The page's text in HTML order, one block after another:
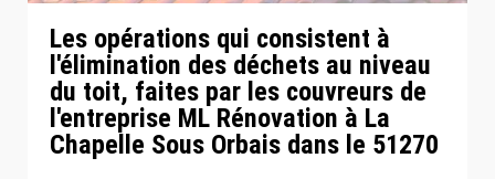
Les opérations qui consistent à
l'élimination des déchets au niveau
du toit, faites par les couvreurs de
l'entreprise ML Rénovation à La
Chapelle Sous Orbais dans le 51270